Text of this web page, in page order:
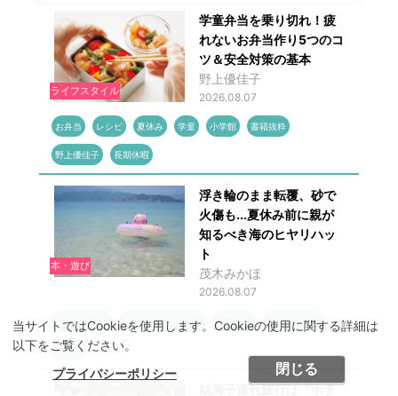
当サイトではCookieを使用します。Cookieの使用に関する詳細は
以下をご覧ください。
プライバシーポリシー
閉じる
ライフスタイル
学童弁当を乗り切れ！疲
れないお弁当作り5つのコ
ツ＆安全対策の基本
野上優佳子
2026.08.07
お弁当 レシピ 夏休み 学童 小学館 書籍抜粋
野上優佳子 長期休暇
本・遊び
浮き輪のまま転覆、砂で
火傷も...夏休み前に親が
知るべき海のヒヤリハッ
ト
茂木みかほ
2026.08.07
ヒヤリハット リスクマネジメント 事故防止 子どもの事故
海遊び
結局子連れ旅行は「ホテ